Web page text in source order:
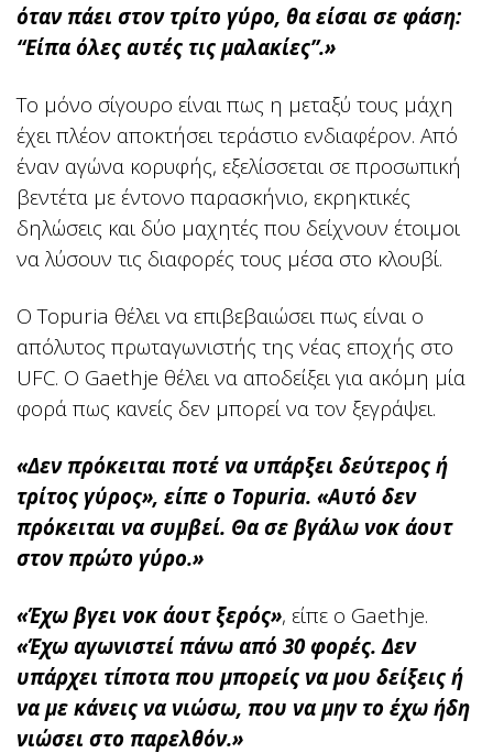
όταν πάει στον τρίτο γύρο, θα είσαι σε φάση:
“Είπα όλες αυτές τις μαλακίες”.»
Το μόνο σίγουρο είναι πως η μεταξύ τους μάχη
έχει πλέον αποκτήσει τεράστιο ενδιαφέρον. Από
έναν αγώνα κορυφής, εξελίσσεται σε προσωπική
βεντέτα με έντονο παρασκήνιο, εκρηκτικές
δηλώσεις και δύο μαχητές που δείχνουν έτοιμοι
να λύσουν τις διαφορές τους μέσα στο κλουβί.
Ο Topuria θέλει να επιβεβαιώσει πως είναι ο
απόλυτος πρωταγωνιστής της νέας εποχής στο
UFC. Ο Gaethje θέλει να αποδείξει για ακόμη μία
φορά πως κανείς δεν μπορεί να τον ξεγράψει.
«Δεν πρόκειται ποτέ να υπάρξει δεύτερος ή
τρίτος γύρος», είπε ο Topuria. «Αυτό δεν
πρόκειται να συμβεί. Θα σε βγάλω νοκ άουτ
στον πρώτο γύρο.»
«Έχω βγει νοκ άουτ ξερός», είπε ο Gaethje.
«Έχω αγωνιστεί πάνω από 30 φορές. Δεν
υπάρχει τίποτα που μπορείς να μου δείξεις ή
να με κάνεις να νιώσω, που να μην το έχω ήδη
νιώσει στο παρελθόν.»